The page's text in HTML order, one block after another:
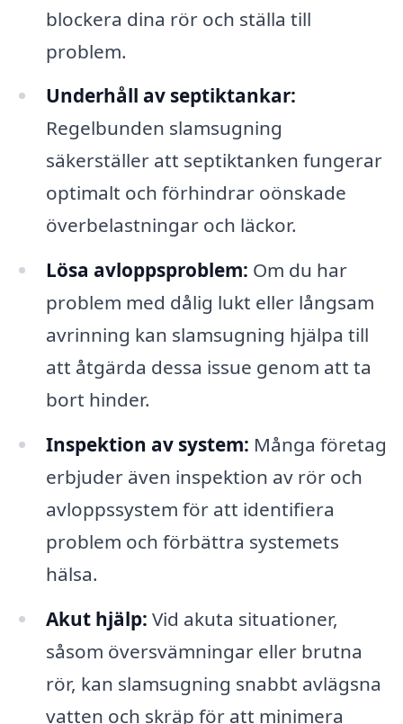
blockera dina rör och ställa till
problem.
Underhåll av septiktankar:
Regelbunden slamsugning
säkerställer att septiktanken fungerar
optimalt och förhindrar oönskade
överbelastningar och läckor.
Lösa avloppsproblem: Om du har
problem med dålig lukt eller långsam
avrinning kan slamsugning hjälpa till
att åtgärda dessa issue genom att ta
bort hinder.
Inspektion av system: Många företag
erbjuder även inspektion av rör och
avloppssystem för att identifiera
problem och förbättra systemets
hälsa.
Akut hjälp: Vid akuta situationer,
såsom översvämningar eller brutna
rör, kan slamsugning snabbt avlägsna
vatten och skräp för att minimera